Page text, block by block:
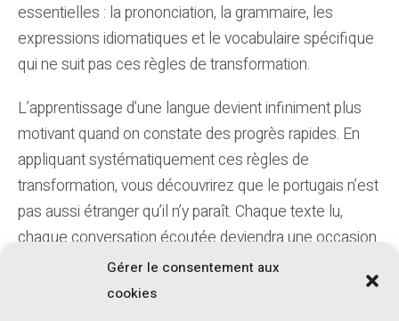
Gérer le consentement aux
cookies
essentielles : la prononciation, la grammaire, les
expressions idiomatiques et le vocabulaire spécifique
qui ne suit pas ces règles de transformation.
L’apprentissage d’une langue devient infiniment plus
motivant quand on constate des progrès rapides. En
appliquant systématiquement ces règles de
transformation, vous découvrirez que le portugais n’est
pas aussi étranger qu’il n’y paraît. Chaque texte lu,
chaque conversation écoutée deviendra une occasion
de valider ces règles et d’enrichir votre compréhension
intuitive de la langue.